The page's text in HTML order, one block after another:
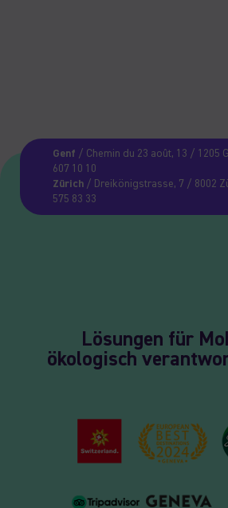
Genf / Chemin du 23 août, 13 / 1205
607 10 10
Zürich/ Dreikönigstrasse, 7 / 8002
575 83 33
Lösungen für
ökologisch